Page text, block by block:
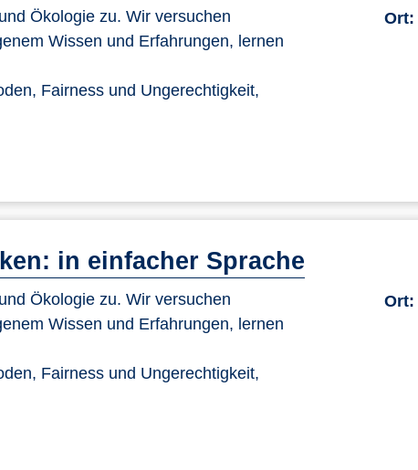
Ökologie zu. Wir versuchen
Wissen und Erfahrungen, lernen
Fairness und Ungerechtigkeit,
Ort:
in einfacher Sprache
Ökologie zu. Wir versuchen
Wissen und Erfahrungen, lernen
Fairness und Ungerechtigkeit,
Ort: